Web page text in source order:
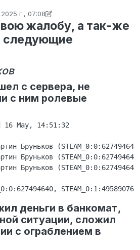
г., 07:08
afreesailor
жалобу, а так-же
следующие
с сервера, не
с ним ролевые
16 May, 14:51:32
Бруньков
Бруньков
Бруньков
деньги в банкомат,
ситуации, сложил
с ограблением в